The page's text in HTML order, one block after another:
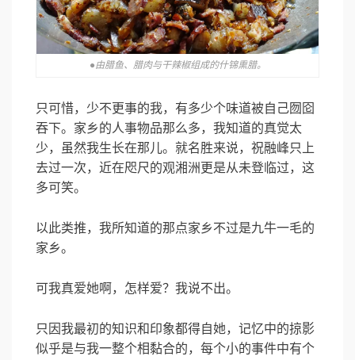
●由腊鱼、腊肉与干辣椒组成的什锦熏腊。
只可惜，少不更事的我，有多少个味道被自己囫囵
吞下。家乡的人事物品那么多，我知道的真觉太
少，虽然我生长在那儿。就名胜来说，祝融峰只上
去过一次，近在咫尺的观湘洲更是从未登临过，这
多可笑。
以此类推，我所知道的那点家乡不过是九牛一毛的
家乡。
可我真爱她啊，怎样爱？我说不出。
只因我最初的知识和印象都得自她，记忆中的掠影
似乎是与我一整个相黏合的，每个小的事件中有个